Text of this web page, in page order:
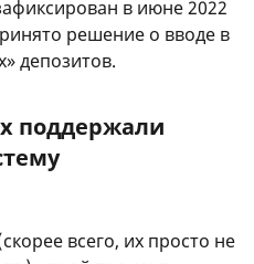
в июне 2022
решение о вводе в
депозитов.
поддержали
всего, их просто не